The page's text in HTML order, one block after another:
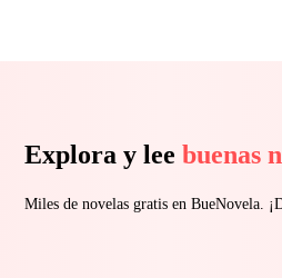
Explora y lee buenas
Miles de novelas gratis en BueNovela.